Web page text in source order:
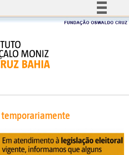
Simplifique!
Acesso à informação
Canais